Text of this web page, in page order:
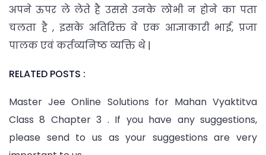
अपने ऊपर ले लेते है उससे उनके लोभी न होने का पता
चलता है , इसके अतिरिक्त वे एक आज्ञाकारी भाई, प्रजा
पालक एवं कर्तव्यनिष्ठ व्यक्ति थे |
RELATED POSTS :
Master Jee Online Solutions for Mahan Vyaktitva
Class 8 Chapter 3 . If you have any suggestions,
please send to us as your suggestions are very